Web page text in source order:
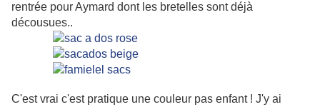
rentrée pour Aymard dont les bretelles sont déjà
décousues..
C'est vrai c'est pratique une couleur pas enfant ! J'y ai